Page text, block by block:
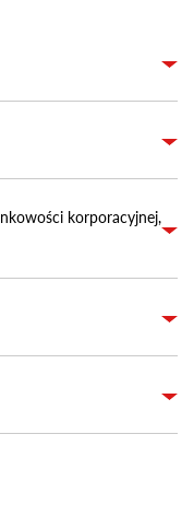
korporacyjnej,